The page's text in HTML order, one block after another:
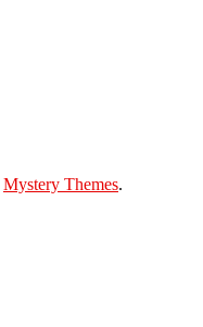
Mystery Themes.